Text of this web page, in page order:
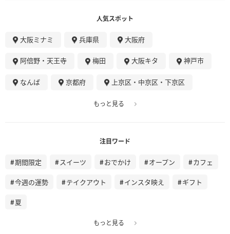
人気スポット
大阪ミナミ 兵庫県 大阪府
阿倍野・天王寺 梅田 大阪キタ 神戸市
なんば 京都府 上京区・中京区・下京区
もっと見る
注目ワード
期間限定 スイーツ おでかけ オープン カフェ
今週の運勢 テイクアウト インスタ映え ギフト
夏
もっと見る